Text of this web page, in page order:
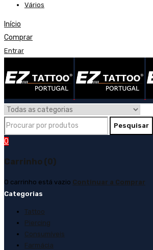
Vários
Início
Comprar
Entrar
0
Carrinho (0)
O carrinho está vazio Continuar a Comprar
Categorias
Tattoo
Piercing
Consumíveis
Farmácia